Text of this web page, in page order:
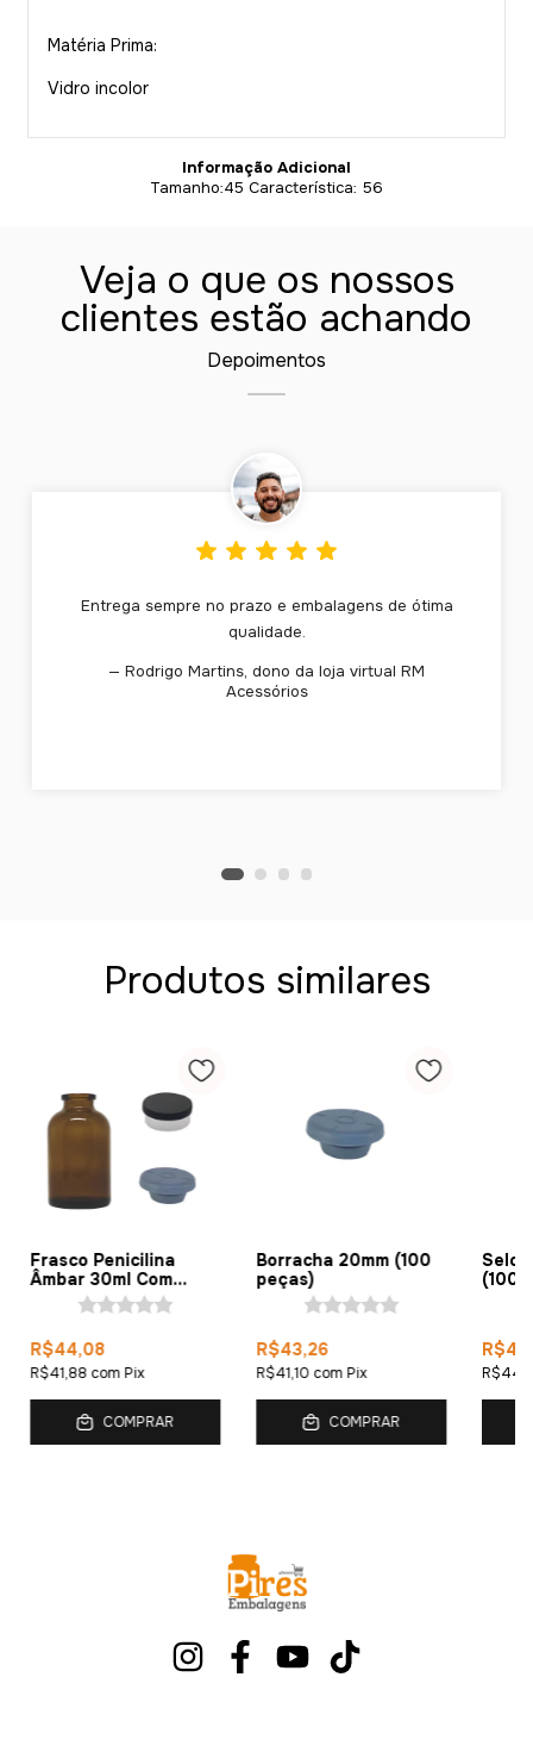
Matéria Prima:
Vidro incolor
Informação Adicional
Tamanho:45 Característica: 56
Veja o que os nossos
clientes estão achando
Depoimentos
Entrega sempre no prazo e embalagens de ótima
qualidade.
— Rodrigo Martins, dono da loja virtual RM
Acessórios
Produtos similares
Frasco Penicilina
Âmbar 30ml Com
Borracha e Selo Flip
Off (20 peças)
R$44,08
R$41,88 com Pix
COMPRAR
Borracha 20mm (100
peças)
R$43,26
R$41,10 com Pix
COMPRAR
Selo
(100